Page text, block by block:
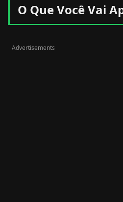
O Que Você Vai